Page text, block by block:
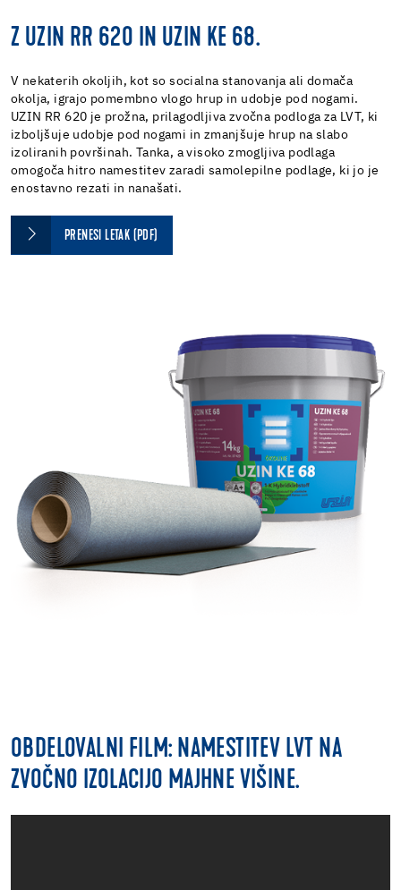
Z UZIN RR 620 IN UZIN KE 68.
V nekaterih okoljih, kot so socialna stanovanja ali domača
okolja, igrajo pomembno vlogo hrup in udobje pod nogami.
UZIN RR 620 je prožna, prilagodljiva zvočna podloga za LVT, ki
izboljšuje udobje pod nogami in zmanjšuje hrup na slabo
izoliranih površinah. Tanka, a visoko zmogljiva podlaga
omogoča hitro namestitev zaradi samolepilne podlage, ki jo je
enostavno rezati in nanašati.
PRENESI LETAK (PDF)
OBDELOVALNI FILM: NAMESTITEV LVT NA
ZVOČNO IZOLACIJO MAJHNE VIŠINE.